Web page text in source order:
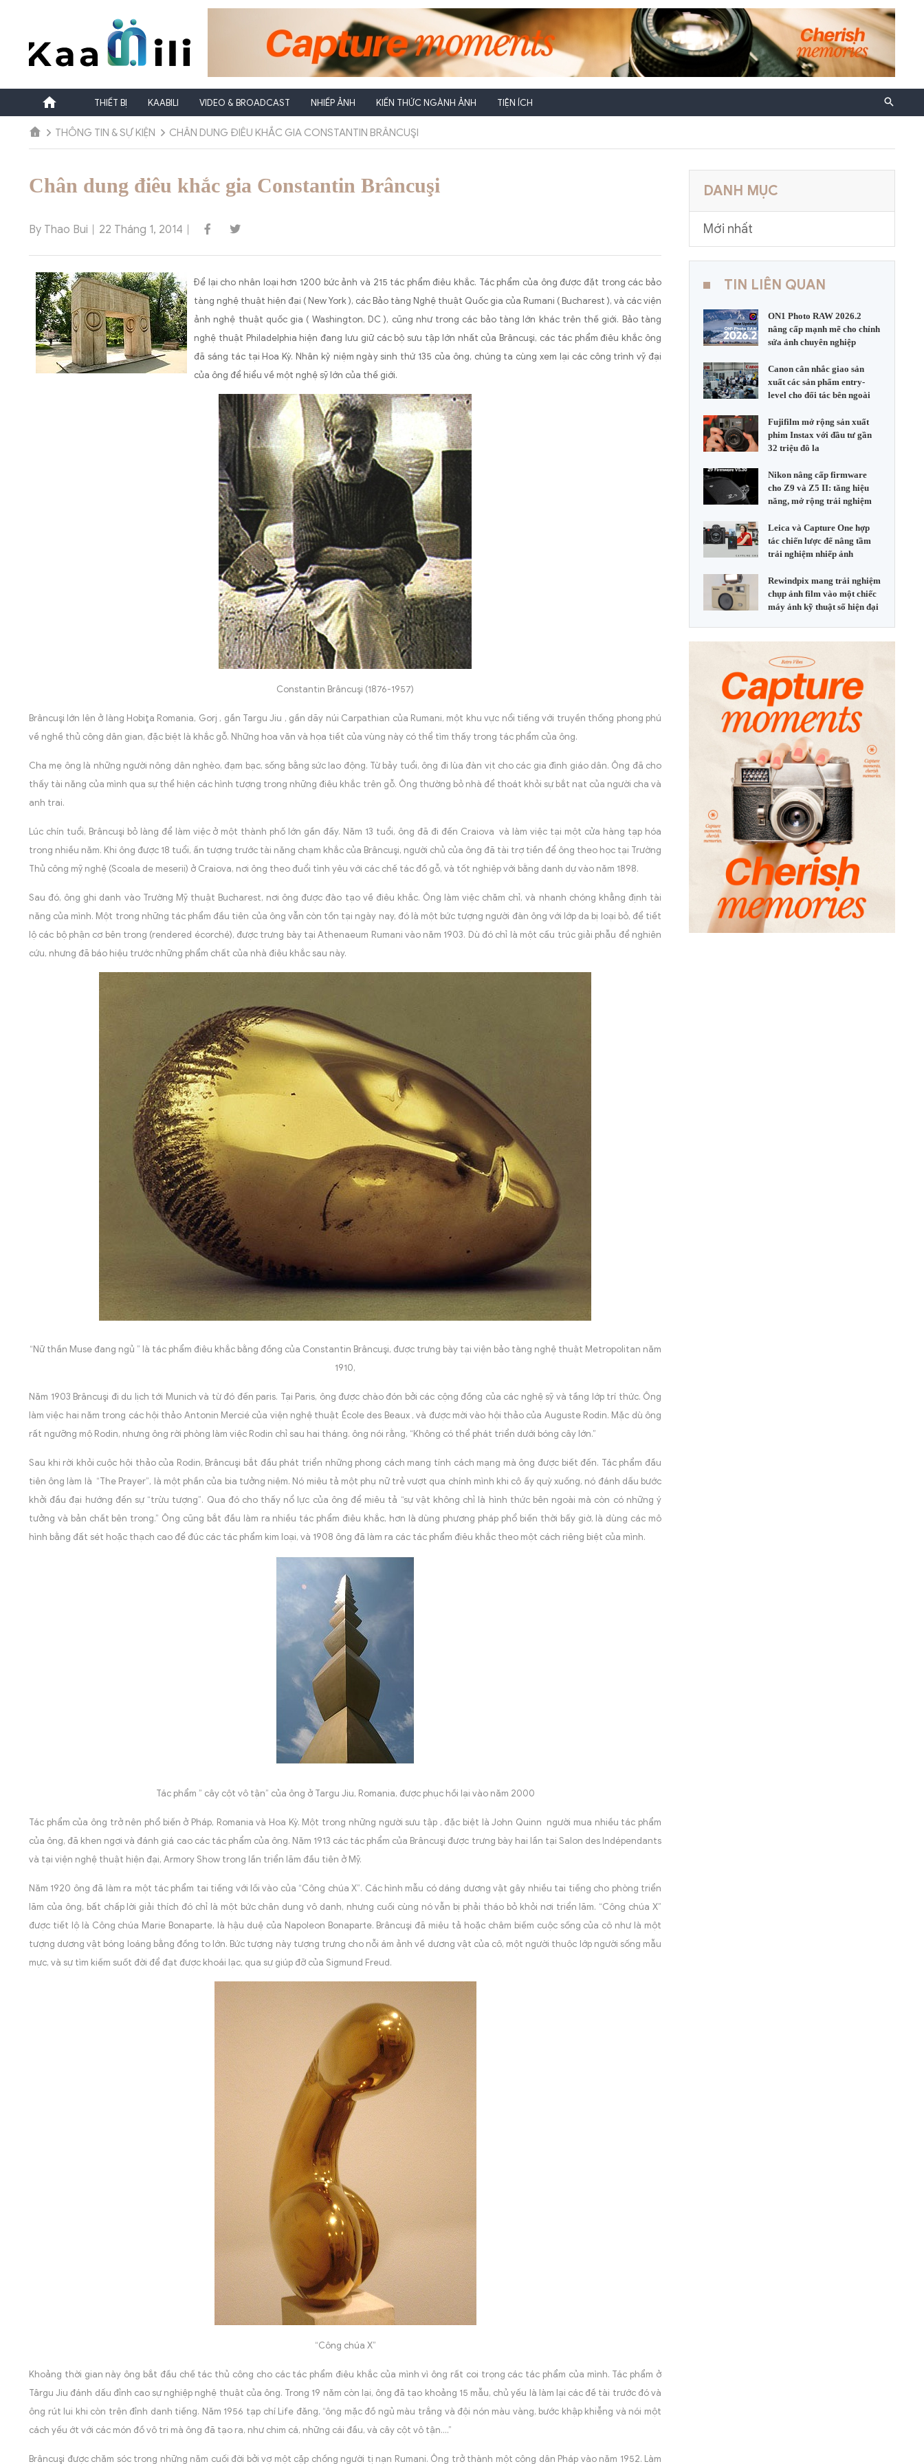
THIẾT BỊ KAABILI VIDEO & BROADCAST NHIẾP ẢNH KIẾN THỨC NGÀNH ẢNH TIỆN ÍCH
THÔNG TIN & SỰ KIỆN CHÂN DUNG ĐIÊU KHẮC GIA CONSTANTIN BRÂNCUŞI
Chân dung điêu khắc gia Constantin Brâncuşi
By Thao Bui 22 Tháng 1, 2014
Để lại cho nhân loại hơn 1200 bức ảnh và 215 tác phẩm điêu khắc. Tác phẩm của ông được đặt trong các bảo
tàng nghệ thuật hiện đại ( New York ), các Bảo tàng Nghệ thuật Quốc gia của Rumani ( Bucharest ), và các viện
ảnh nghệ thuật quốc gia ( Washington, DC ), cũng như trong các bảo tàng lớn khác trên thế giới. Bảo tàng
nghệ thuật Philadelphia hiện đang lưu giữ các bộ sưu tập lớn nhất của Brâncuşi, các tác phẩm điêu khắc ông
đã sáng tác tại Hoa Kỳ. Nhân kỷ niệm ngày sinh thứ 135 của ông, chúng ta cùng xem lại các công trình vỹ đại
của ông để hiểu về một nghệ sỹ lớn của thế giới.
Constantin Brâncuşi (1876-1957)
Brâncuşi lớn lên ở làng Hobiţa Romania, Gorj , gần Targu Jiu , gần dãy núi Carpathian của Rumani, một khu vực nổi tiếng với truyền thống phong phú
về nghề thủ công dân gian, đặc biệt là khắc gỗ. Những hoa văn và họa tiết của vùng này có thể tìm thấy trong tác phẩm của ông.
Cha mẹ ông là những người nông dân nghèo, đạm bạc, sống bằng sức lao động. Từ bảy tuổi, ông đi lùa đàn vịt cho các gia đình giáo dân. Ông đã cho
thấy tài năng của mình qua sự thể hiện các hình tượng trong những điêu khắc trên gỗ. Ông thường bỏ nhà để thoát khỏi sự bắt nạt của người cha và
anh trai.
Lúc chín tuổi, Brâncuşi bỏ làng để làm việc ở một thành phố lớn gần đấy. Năm 13 tuổi, ông đã đi đến Craiova và làm việc tại một cửa hàng tạp hóa
trong nhiều năm. Khi ông được 18 tuổi, ấn tượng trước tài năng chạm khắc của Brâncuşi, người chủ của ông đã tài trợ tiền để ông theo học tại Trường
Thủ công mỹ nghệ (Scoala de meserii) ở Craiova, nơi ông theo đuổi tình yêu với các chế tác đồ gỗ, và tốt nghiệp với bằng danh dự vào năm 1898.
Sau đó, ông ghi danh vào Trường Mỹ thuật Bucharest, nơi ông được đào tạo về điêu khắc. Ông làm việc chăm chỉ, và nhanh chóng khẳng định tài
năng của mình. Một trong những tác phẩm đầu tiên của ông vẫn còn tồn tại ngày nay, đó là một bức tượng người đàn ông với lớp da bị loại bỏ, để tiết
lộ các bộ phận cơ bên trong (rendered écorché), được trưng bày tại Athenaeum Rumani vào năm 1903. Dù đó chỉ là một cấu trúc giải phẫu để nghiên
cứu, nhưng đã báo hiệu trước những phẩm chất của nhà điêu khắc sau này.
“Nữ thần Muse đang ngủ ” là tác phẩm điêu khắc bằng đồng của Constantin Brâncuşi, được trưng bày tại viện bảo tàng nghệ thuật Metropolitan năm
1910,
Năm 1903 Brâncuşi đi du lịch tới Munich và từ đó đến paris. Tại Paris, ông được chào đón bởi các cộng đồng của các nghệ sỹ và tầng lớp trí thức. Ông
làm việc hai năm trong các hội thảo Antonin Mercié của viện nghệ thuật École des Beaux , và được mời vào hội thảo của Auguste Rodin. Mặc dù ông
rất ngưỡng mộ Rodin, nhưng ông rời phòng làm việc Rodin chỉ sau hai tháng. ông nói rằng, “Không có thể phát triển dưới bóng cây lớn.”
Sau khi rời khỏi cuộc hội thảo của Rodin, Brâncuşi bắt đầu phát triển những phong cách mang tính cách mạng mà ông được biết đến. Tác phẩm đầu
tiên ông làm là “The Prayer”, là một phần của bia tưởng niệm. Nó miêu tả một phụ nữ trẻ vượt qua chính mình khi cô ấy quỳ xuống, nó đánh dấu bước
khởi đầu đại hướng đến sự “trừu tượng”. Qua đó cho thấy nổ lực của ông để miêu tả “sự vật không chỉ là hình thức bên ngoài mà còn có những ý
tưởng và bản chất bên trong.” Ông cũng bắt đầu làm ra nhiều tác phẩm điêu khắc, hơn là dùng phương pháp phổ biến thời bấy giờ, là dùng các mô
hình bằng đất sét hoặc thạch cao để đúc các tác phẩm kim loại, và 1908 ông đã làm ra các tác phẩm điêu khắc theo một cách riêng biệt của mình.
Tác phẩm ” cây cột vô tận” của ông ở Targu Jiu, Romania, được phục hồi lại vào năm 2000
Tác phẩm của ông trở nên phổ biến ở Pháp, Romania và Hoa Kỳ. Một trong những người sưu tập , đặc biệt là John Quinn người mua nhiều tác phẩm
của ông, đã khen ngợi và đánh giá cao các tác phẩm của ông. Năm 1913 các tác phẩm của Brâncuşi được trưng bày hai lần tại Salon des Indépendants
và tại viện nghệ thuật hiện đại, Armory Show trong lần triển lãm đầu tiên ở Mỹ.
Năm 1920 ông đã làm ra một tác phẩm tai tiếng với lối vào của “Công chúa X”. Các hình mẫu có dáng dương vật gây nhiều tai tiếng cho phòng triển
lãm của ông, bất chấp lời giải thích đó chỉ là một bức chân dung vô danh, nhưng cuối cùng nó vẫn bị phải tháo bỏ khỏi nơi triển lãm. “Công chúa X”
được tiết lộ là Công chúa Marie Bonaparte, là hậu duệ của Napoleon Bonaparte. Brâncuşi đã miêu tả hoặc châm biếm cuộc sống của cô như là một
tượng dương vật bóng loáng bằng đồng to lớn. Bức tượng này tượng trưng cho nỗi ám ảnh về dương vật của cô, một người thuộc lớp người sống mẫu
mực, và sự tìm kiếm suốt đời để đạt được khoái lạc, qua sự giúp đỡ của Sigmund Freud.
“Công chúa X”
Khoảng thời gian này ông bắt đầu chế tác thủ công cho các tác phẩm điêu khắc của mình vì ông rất coi trọng các tác phẩm của mình. Tác phẩm ở
Târgu Jiu đánh dấu đỉnh cao sự nghiệp nghệ thuật của ông. Trong 19 năm còn lại, ông đã tạo khoảng 15 mẫu, chủ yếu là làm lại các đề tài trước đó và
ông rút lui khi còn trên đỉnh danh tiếng. Năm 1956 tạp chí Life đăng, “ông mặc đồ ngủ màu trắng và đội nón màu vàng, bước khập khiễng và nói một
cách yếu ớt với các món đồ vô tri mà ông đã tạo ra, như chim cá, những cái đầu, và cây cột vô tận….”
Brâncuşi được chăm sóc trong những năm cuối đời bởi vợ một cặp chồng người tị nạn Rumani. Ông trở thành một công dân Pháp vào năm 1952. Làm
DANH MỤC
Mới nhất
TIN LIÊN QUAN
ON1 Photo RAW 2026.2
nâng cấp mạnh mẽ cho chỉnh
sửa ảnh chuyên nghiệp
Canon cân nhắc giao sản
xuất các sản phẩm entry-
level cho đối tác bên ngoài
Fujifilm mở rộng sản xuất
phim Instax với đầu tư gần
32 triệu đô la
Nikon nâng cấp firmware
cho Z9 và Z5 II: tăng hiệu
năng, mở rộng trải nghiệm
Leica và Capture One hợp
tác chiến lược để nâng tầm
trải nghiệm nhiếp ảnh
Rewindpix mang trải nghiệm
chụp ảnh film vào một chiếc
máy ảnh kỹ thuật số hiện đại